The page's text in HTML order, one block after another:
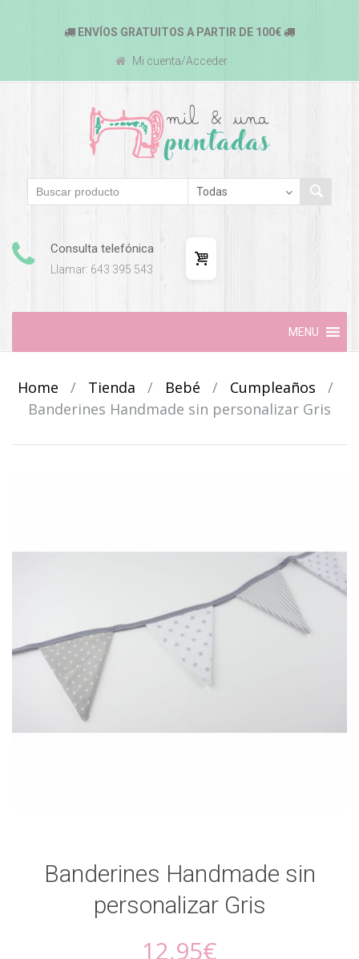
ENVÍOS GRATUITOS A PARTIR DE 100€
Mi cuenta/Acceder
Consulta telefónica
Llamar: 643 395 543
content
MENU
Home / Tienda / Bebé / Cumpleaños
/
Banderines Handmade sin personalizar Gris
Banderines Handmade sin
personalizar Gris
12,95€